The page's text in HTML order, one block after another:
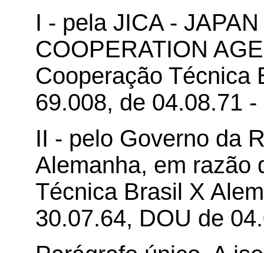
I - pela JICA -
COOPERATION
Cooperação Técnica
69.008, de 04.08.71
II - pelo Governo da
Alemanha, em razão
Técnica Brasil X
30.07.64, DOU de